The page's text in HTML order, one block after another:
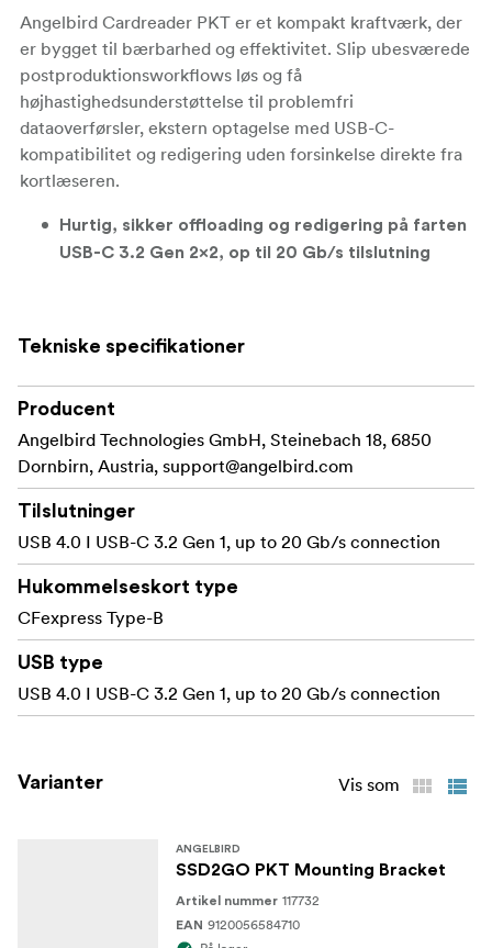
Angelbird Cardreader PKT er et kompakt kraftværk, der
er bygget til bærbarhed og effektivitet. Slip ubesværede
postproduktionsworkflows løs og få
højhastighedsunderstøttelse til problemfri
dataoverførsler, ekstern optagelse med USB-C-
kompatibilitet og redigering uden forsinkelse direkte fra
kortlæseren.
Hurtig, sikker offloading og redigering på farten
USB-C 3.2 Gen 2x2, op til 20 Gb/s tilslutning
LED Write-Protect-Switch
PKT Capforsegler enheden for 360° bundsolid
beskyttelse indvendigt og udvendigt
USB-busdrevet** ingen ekstra strømkilde nødvendig
Bygget til at holdetil ekstreme temperaturer, stød
og overbelastning
Til brug med macOS, iPadOS, iOS, Windows, Linux,
Android
USB bagudkompatibel, fysisk TB3/4-kompatibel
DrevgrænsefladeCFexpress Type B
Tekniske specifikationer
Producent
Angelbird Technologies GmbH, Steinebach 18, 6850
Dornbirn, Austria, support@angelbird.com
Tilslutninger
USB 4.0 I USB-C 3.2 Gen 1, up to 20 Gb/s connection
Hukommelseskort type
CFexpress Type-B
USB type
USB 4.0 I USB-C 3.2 Gen 1, up to 20 Gb/s connection
Varianter Vis som
ANGELBIRD
SSD2GO PKT Mounting Bracket
Artikel nummer 117732
EAN 9120056584710